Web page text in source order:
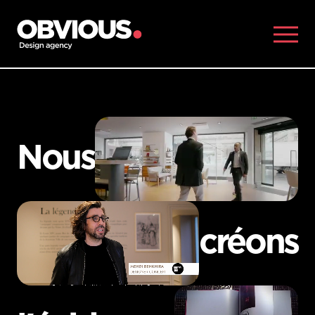
CONTACTEZ-NOUS !
Nous créons l'évidence.
Nous
créons